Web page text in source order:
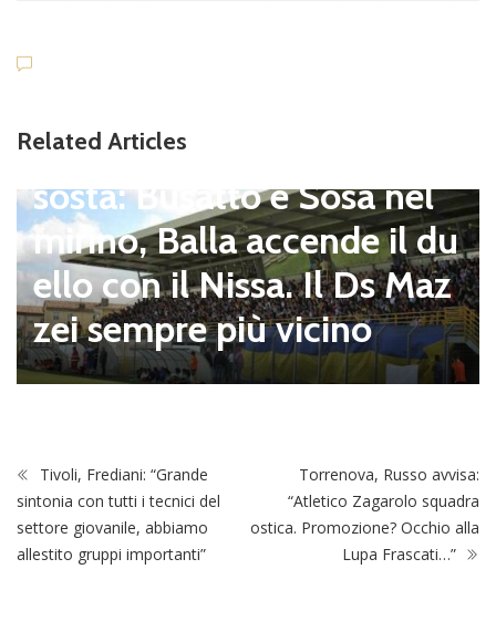
Related Articles
pagnano), mercato senza
sosta: Busatto e Sosa nel
mirino, Balla accende il du
ello con il Nissa. Il Ds Maz
zei sempre più vicino
Tivoli, Frediani: “Grande
sintonia con tutti i tecnici del
settore giovanile, abbiamo
allestito gruppi importanti”
Torrenova, Russo avvisa:
“Atletico Zagarolo squadra
ostica. Promozione? Occhio alla
Lupa Frascati…”